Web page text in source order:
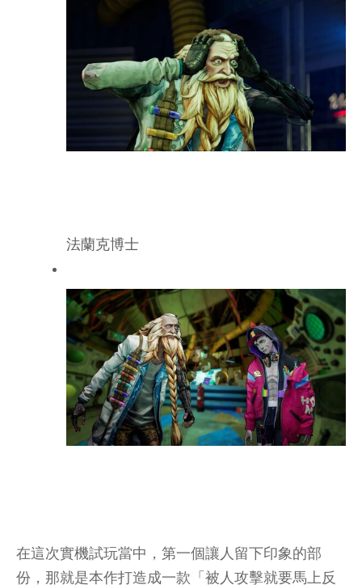
法蘭克博士
在這次實機試玩當中，第一個讓人留下印象的部
份，那就是本作打造成一款「被人攻擊就要馬上反